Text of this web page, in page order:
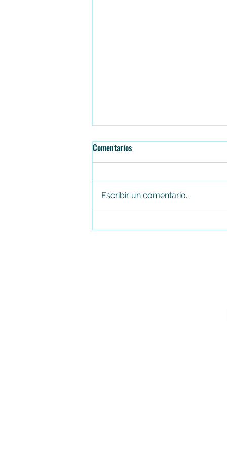
Jhon Alejandro Linares Camberos,
Comentarios
Escribir un comentario...